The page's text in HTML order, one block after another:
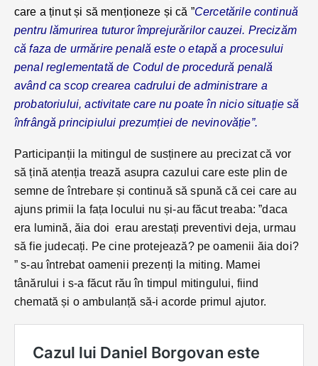
care a ținut și să menționeze și că ”Cercetările continuă
pentrulămurirea tuturor împrejurărilor cauzei. Precizăm
că faza de urmărire penală este o etapă a procesului
penal reglementată de Codul de procedură penală
având ca scop crearea cadrului de administrare a
probatoriului, activitate care nu poate în nicio situație să
înfrângă principiului prezumției de nevinovăție”.
Participanții la mitingul de susținere au precizat că vor
să țină atenția trează asupra cazului care este plin de
semne de întrebare și continuă să spună că cei care au
ajuns primii la fața locului nu și-au făcut treaba: ”daca
era lumină, ăia doi erau arestați preventivi deja, urmau
să fie judecați. Pe cine protejează? pe oamenii ăia doi?
” s-au întrebat oamenii prezenți la miting. Mamei
tânărului i s-a făcut rău în timpul mitingului, fiind
chemată și o ambulanță să-i acorde primul ajutor.